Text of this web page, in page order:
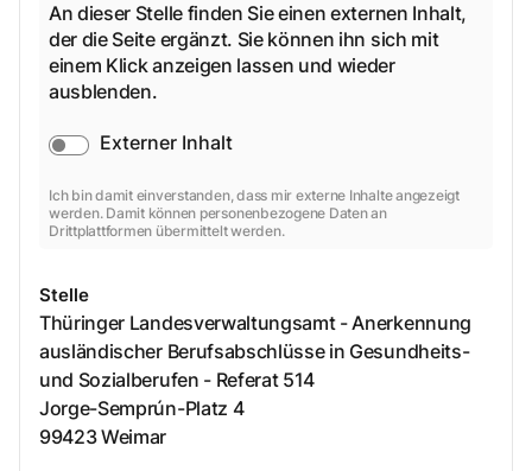
An dieser Stelle finden Sie einen externen Inhalt,
der die Seite ergänzt. Sie können ihn sich mit
einem Klick anzeigen lassen und wieder
ausblenden.
Externer Inhalt
Ich bin damit einverstanden, dass mir externe Inhalte angezeigt
werden. Damit können personenbezogene Daten an
Drittplattformen übermittelt werden.
Stelle
Thüringer Landesverwaltungsamt - Anerkennung
ausländischer Berufsabschlüsse in Gesundheits-
und Sozialberufen - Referat 514
Jorge-Semprún-Platz 4
99423Weimar